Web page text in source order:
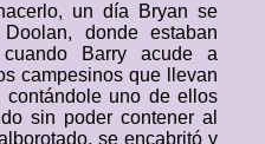
un día Bryan se
donde estaban
Barry acude a
campesinos que llevan
uno de ellos
sin poder contener al
se encabritó y